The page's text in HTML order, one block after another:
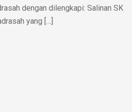
dengan dilengkapi: Salinan SK
yang […]